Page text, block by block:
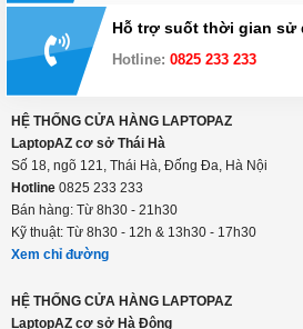
Đổi trả hàng trong 15
góp
Hỗ trợ suốt thời gian sử
Hotline:0825 233 233
LaptopAZ cơ sở Thái Hà
Số 18, ngõ 121, Thái Hà, Đống Đa, Hà Nội